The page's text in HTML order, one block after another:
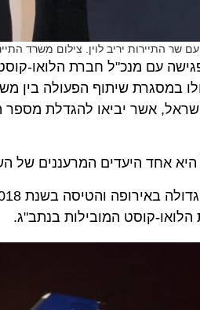
התיירות יריב לוין. צילום משרד התיירות
שיתוף הפעולה בין
אשר יביאו להגדלת מספר
אחד היעדים המרעננים של
קוסט המובילות בנתב"ג.